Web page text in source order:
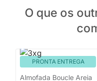
O que os
PRONTA ENTREGA
Almofada Boucle Areia